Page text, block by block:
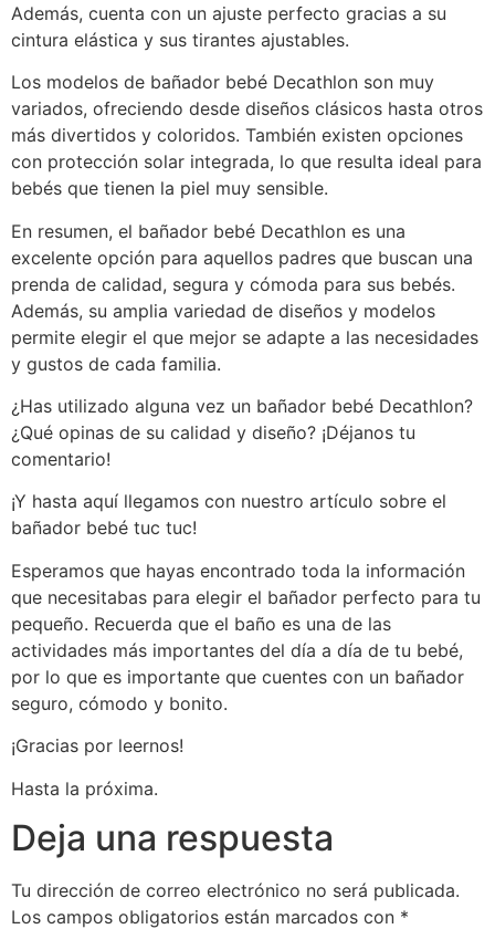
Además, cuenta con un ajuste perfecto gracias a su
cintura elástica y sus tirantes ajustables.
Los modelos de bañador bebé Decathlon son muy
variados, ofreciendo desde diseños clásicos hasta otros
más divertidos y coloridos. También existen opciones
con protección solar integrada, lo que resulta ideal para
bebés que tienen la piel muy sensible.
En resumen, el bañador bebé Decathlon es una
excelente opción para aquellos padres que buscan una
prenda de calidad, segura y cómoda para sus bebés.
Además, su amplia variedad de diseños y modelos
permite elegir el que mejor se adapte a las necesidades
y gustos de cada familia.
¿Has utilizado alguna vez un bañador bebé Decathlon?
¿Qué opinas de su calidad y diseño? ¡Déjanos tu
comentario!
¡Y hasta aquí llegamos con nuestro artículo sobre el
bañador bebé tuc tuc!
Esperamos que hayas encontrado toda la información
que necesitabas para elegir el bañador perfecto para tu
pequeño. Recuerda que el baño es una de las
actividades más importantes del día a día de tu bebé,
por lo que es importante que cuentes con un bañador
seguro, cómodo y bonito.
¡Gracias por leernos!
Hasta la próxima.
Deja una respuesta
Tu dirección de correo electrónico no será publicada.
Los campos obligatorios están marcados con *